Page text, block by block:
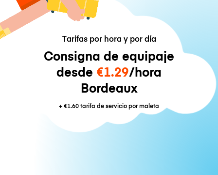
Tarifas por hora y por día
Consigna de equipaje
desde €1.29/hora
Bordeaux
+€1.60tarifa de servicio por maleta